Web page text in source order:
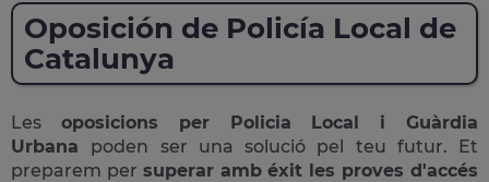
Oposición de Policía Local de
Catalunya
Les oposicions per Policia Local i Guàrdia
Urbana poden ser una solució pel teu futur. Et
preparem per superar amb éxit les proves d'accés